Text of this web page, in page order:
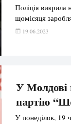
Поліція викрила
щомісяця
19.06.2023
У Молдові
партію
У понеділок, 19